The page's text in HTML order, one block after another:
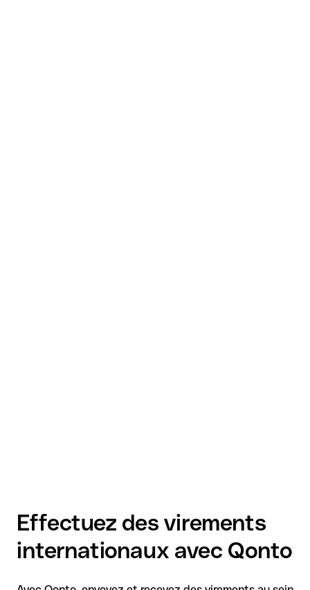
Effectuez des virements
internationaux avec Qonto